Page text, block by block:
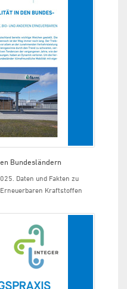
Bundesländern
Daten und Fakten zu
Kraftstoffen